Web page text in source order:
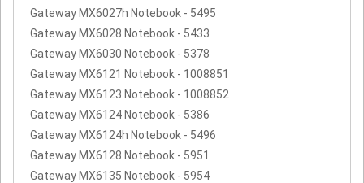
Gateway MX6027h Notebook - 5495
Gateway MX6028 Notebook - 5433
Gateway MX6030 Notebook - 5378
Gateway MX6121 Notebook - 1008851
Gateway MX6123 Notebook - 1008852
Gateway MX6124 Notebook - 5386
Gateway MX6124h Notebook - 5496
Gateway MX6128 Notebook - 5951
Gateway MX6135 Notebook - 5954